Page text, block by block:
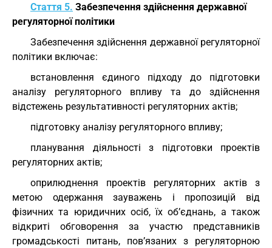
Стаття 5. Забезпечення здійснення державної
регуляторної політики
Забезпечення здійснення державної регуляторної
політики включає:
встановлення єдиного підходу до підготовки
аналізу регуляторного впливу та до здійснення
відстежень результативності регуляторних актів;
підготовку аналізу регуляторного впливу;
планування діяльності з підготовки проектів
регуляторних актів;
оприлюднення проектів регуляторних актів з
метою одержання зауважень і пропозицій від
фізичних та юридичних осіб, їх об’єднань, а також
відкриті обговорення за участю представників
громадськості питань, пов’язаних з регуляторною